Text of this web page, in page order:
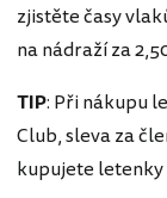
zjistěte časy
na nádraží za
TIP: Při nákupu
Club, sleva za
kupujete letenky